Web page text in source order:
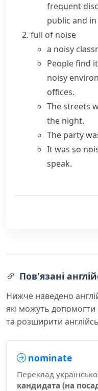
frequent
public and
full of noise
a noisy
People find
noisy
offices.
The streets
the night.
The party
It was so
speak.
Пов'язані
Нижче наведено
які можуть
та розширити
nominate
Переклад
кандидата (на